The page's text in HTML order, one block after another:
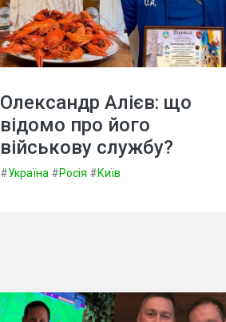
Олександр Алієв: що
відомо про його
військову службу?
#Україна #Росія #Київ